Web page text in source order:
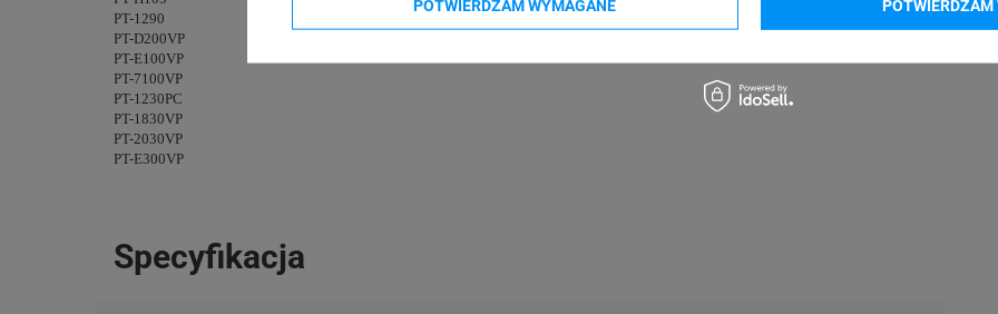
PT-1290
PT-D200VP
PT-E100VP
PT-7100VP
PT-1230PC
PT-1830VP
PT-2030VP
PT-E300VP
Specyfikacja
POTWIERDZAM WYMAGANE